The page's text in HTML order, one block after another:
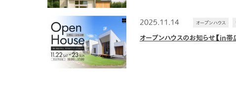
オープンハウスのお知らせ【in帯
オープンハウス
2025.11.14